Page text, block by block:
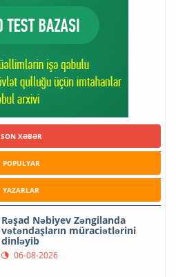
SON XƏBƏR
POPULYAR
YAZARLAR
Rəşad Nəbiyev Zəngilanda
vətəndaşların müraciətlərini
dinləyib
06-08-2026